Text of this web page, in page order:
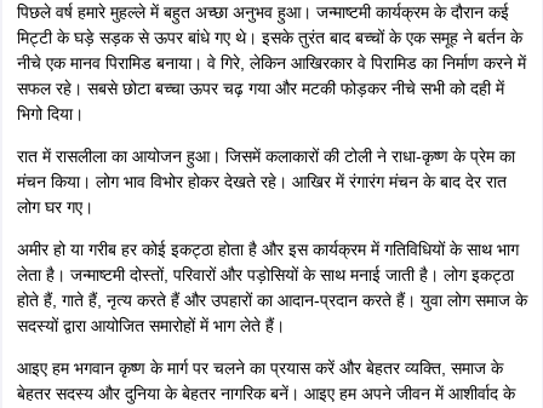
पिछले वर्ष हमारे मुहल्ले में बहुत अच्छा अनुभव हुआ। जन्माष्टमी कार्यक्रम के दौरान कई
मिट्टी के घड़े सड़क से ऊपर बांधे गए थे। इसके तुरंत बाद बच्चों के एक समूह ने बर्तन के
नीचे एक मानव पिरामिड बनाया। वे गिरे, लेकिन आखिरकार वे पिरामिड का निर्माण करने में
सफल रहे। सबसे छोटा बच्चा ऊपर चढ़ गया और मटकी फोड़कर नीचे सभी को दही में
भिगो दिया।
रात में रासलीला का आयोजन हुआ। जिसमें कलाकारों की टोली ने राधा-कृष्ण के प्रेम का
मंचन किया। लोग भाव विभोर होकर देखते रहे। आखिर में रंगारंग मंचन के बाद देर रात
लोग घर गए।
अमीर हो या गरीब हर कोई इकट्ठा होता है और इस कार्यक्रम में गतिविधियों के साथ भाग
लेता है। जन्माष्टमी दोस्तों, परिवारों और पड़ोसियों के साथ मनाई जाती है। लोग इकट्ठा
होते हैं, गाते हैं, नृत्य करते हैं और उपहारों का आदान-प्रदान करते हैं। युवा लोग समाज के
सदस्यों द्वारा आयोजित समारोहों में भाग लेते हैं।
आइए हम भगवान कृष्ण के मार्ग पर चलने का प्रयास करें और बेहतर व्यक्ति, समाज के
बेहतर सदस्य और दुनिया के बेहतर नागरिक बनें। आइए हम अपने जीवन में आशीर्वाद के